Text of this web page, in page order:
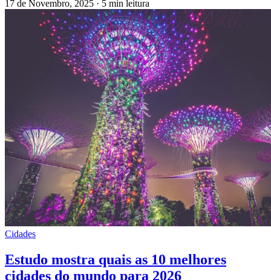
17 de Novembro, 2025 · 5 min leitura
Cidades
Estudo mostra quais as 10 melhores
cidades do mundo para 2026